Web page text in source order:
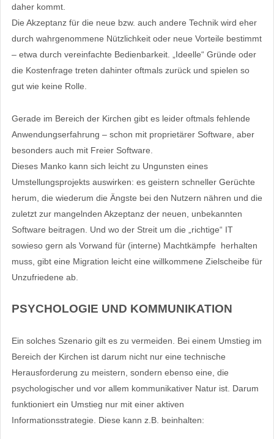
daher kommt.
Die Akzeptanz für die neue bzw. auch andere Technik wird eher
durch wahrgenommene Nützlichkeit oder neue Vorteile bestimmt
– etwa durch vereinfachte Bedienbarkeit. „Ideelle“ Gründe oder
die Kostenfrage treten dahinter oftmals zurück und spielen so
gut wie keine Rolle.
Gerade im Bereich der Kirchen gibt es leider oftmals fehlende
Anwendungserfahrung – schon mit proprietärer Software, aber
besonders auch mit Freier Software.
Dieses Manko kann sich leicht zu Ungunsten eines
Umstellungsprojekts auswirken: es geistern schneller Gerüchte
herum, die wiederum die Ängste bei den Nutzern nähren und die
zuletzt zur mangelnden Akzeptanz der neuen, unbekannten
Software beitragen. Und wo der Streit um die „richtige“ IT
sowieso gern als Vorwand für (interne) Machtkämpfe herhalten
muss, gibt eine Migration leicht eine willkommene Zielscheibe für
Unzufriedene ab.
PSYCHOLOGIE UND KOMMUNIKATION
Ein solches Szenario gilt es zu vermeiden. Bei einem Umstieg im
Bereich der Kirchen ist darum nicht nur eine technische
Herausforderung zu meistern, sondern ebenso eine, die
psychologischer und vor allem kommunikativer Natur ist. Darum
funktioniert ein Umstieg nur mit einer aktiven
Informationsstrategie. Diese kann z.B. beinhalten: